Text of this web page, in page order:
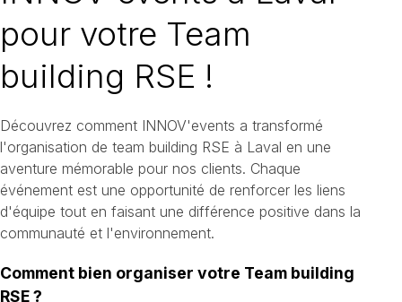
pour votre Team
building RSE !
Découvrez comment INNOV'events a transformé
l'organisation de team building RSE à Laval en une
aventure mémorable pour nos clients. Chaque
événement est une opportunité de renforcer les liens
d'équipe tout en faisant une différence positive dans la
communauté et l'environnement.
Comment bien organiser votre Team building
RSE ?